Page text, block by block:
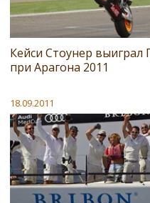
Кейси Стоунер выиграл
при Арагона 2011
18.09.2011